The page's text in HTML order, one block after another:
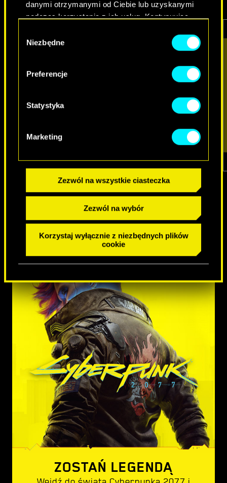
danymi otrzymanymi od Ciebie lub uzyskanymi
podczas korzystania z ich usług. Kontynuując
używanie plików cookie.
zgody
Niezbędne
Preferencje
Statystyka
Marketing
Zezwól na wszystkie ciasteczka
Zezwól na wybór
Korzystaj wyłącznie z niezbędnych plików
cookie
1z7
ZOSTAŃ LEGENDĄ